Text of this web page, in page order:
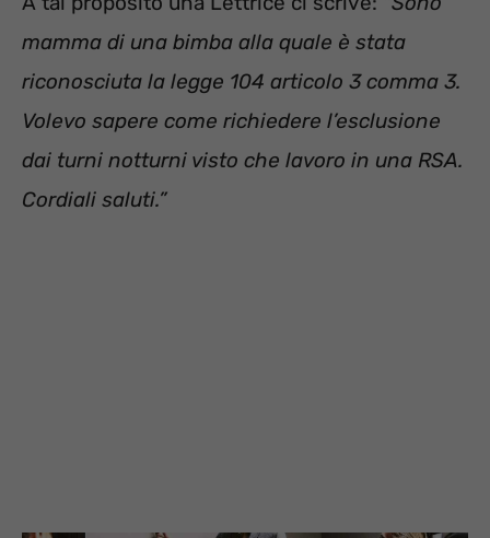
mamma di una bimba alla quale è stata
riconosciuta la legge 104 articolo 3 comma 3.
Volevo sapere come richiedere l’esclusione
dai turni notturni visto che lavoro in una RSA.
Cordiali saluti.”